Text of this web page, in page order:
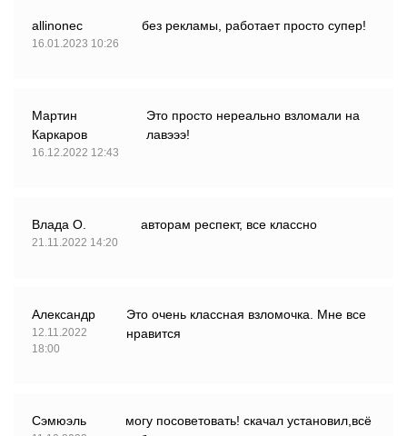
allinonec
16.01.2023 10:26
без рекламы, работает просто супер!
Мартин
Каркаров
16.12.2022 12:43
Это просто нереально взломали на
лавэээ!
Влада О.
21.11.2022 14:20
авторам респект, все классно
Александр
12.11.2022
18:00
Это очень классная взломочка. Мне все
нравится
Сэмюэль
могу посоветовать! скачал установил,всё